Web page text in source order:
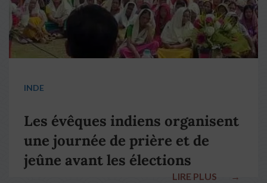
INDE
Les évêques indiens organisent
une journée de prière et de
jeûne avant les élections
LIRE PLUS →